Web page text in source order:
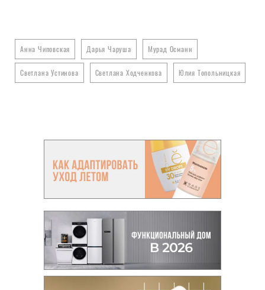
Анна Чиповская Дарья Чаруша Мурад Османн
Светлана Устинова Светлана Ходченкова Юлия Топольницкая